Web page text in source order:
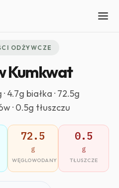
ODŻYWCZE
Kumkwat
4.7g białka · 72.5g
· 0.5g tłuszczu
72.5
g
WĘGLOWODANY
0.5
g
TŁUSZCZE